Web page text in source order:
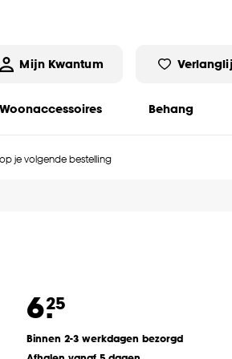
Mijn Kwantum
Woonaccessoires Behang
je volgende bestelling
6.25
Binnen 2-3 werkdagen bezorgd